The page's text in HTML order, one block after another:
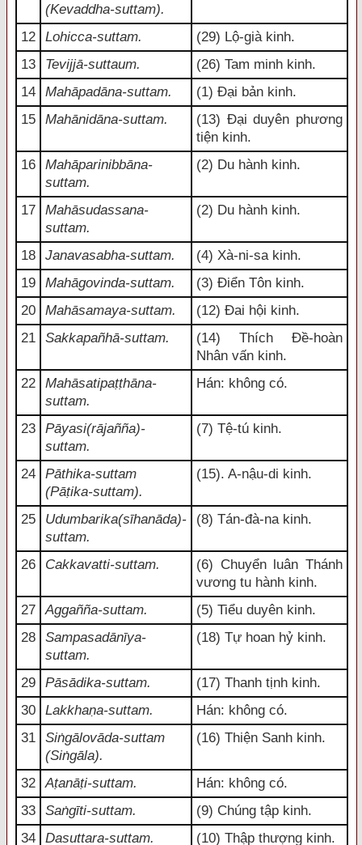
(Kevaddha-suttam).
12 Lohicca-suttam.
(29) Lộ-già kinh.
13
Tevijjā-suttaum.
(26) Tam minh kinh.
14
Mahāpadāna-suttam.
(1) Đại bản kinh.
15
Mahānidāna-suttam.
(13) Đại duyên phương
tiện kinh.
16
Mahāparinibbāna-
suttam.
(2) Du hành kinh.
17
Mahāsudassana-
suttam.
(2) Du hành kinh.
18 Janavasabha-suttam.
(4) Xà-ni-sa kinh.
19
Mahāgovinda-suttam.
(3) Điển Tôn kinh.
20
Mahāsamaya-suttam.
(12) Đai hội kinh.
21
Sakkapañhā-suttam.
(14) Thích Đề-hoàn
Nhân vấn kinh.
22
Mahāsatipaṭṭhāna-
suttam.
Hán: không có.
23
Pāyasi(rājañña)-
suttam.
(7) Tệ-tú kinh.
24
Pāthika-suttam
(Pāṭika-suttam).
(15). A-nậu-di kinh.
25
Udumbarika(sīhanāda)-
suttam.
(8) Tán-đà-na kinh.
26 Cakkavatti-suttam.
(6) Chuyển luân Thánh
vương tu hành kinh.
27
Aggañña-suttam.
(5) Tiểu duyên kinh.
28
Sampasadānīya-
suttam.
(18) Tự hoan hỷ kinh.
29 Pāsādika-suttam.
(17) Thanh tịnh kinh.
30
Lakkhaṇa-suttam.
Hán: không có.
31
Siṅgālovāda-suttam
(Siṅgāla).
(16) Thiện Sanh kinh.
32 Aṭanāṭi-suttam.
Hán: không có.
33
Saṅgīti-suttam.
(9) Chúng tập kinh.
34
Dasuttara-suttam. (10) Thập thượng kinh.